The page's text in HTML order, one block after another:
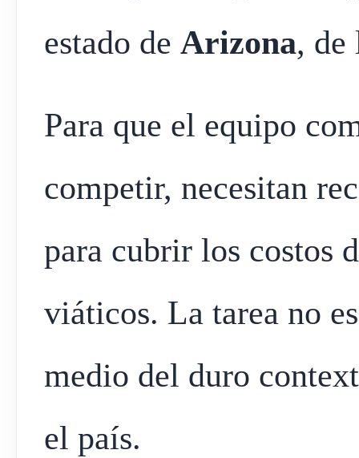
estado de Arizona, de
Para que el equipo
competir, necesitan
para cubrir los costos
viáticos. La tarea no
medio del duro
el país.